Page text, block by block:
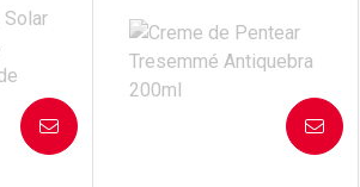
Laboratório
Por Menos
ME AVISE-ME